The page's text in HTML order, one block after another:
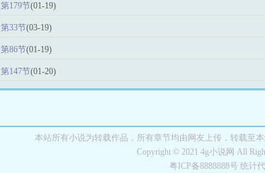
第179节(01-19)
第33节(03-19)
第86节(01-19)
第147节(01-20)
本站所有小说为转载作品，所有章节均由网友上传，转载至
Copyright © 2021 4g小说网 All
粤ICP备8888888号 统计